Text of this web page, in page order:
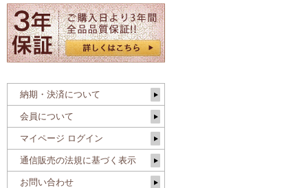
納期・決済について
会員について
マイページ ログイン
通信販売の法規に基づく表示
お問い合わせ